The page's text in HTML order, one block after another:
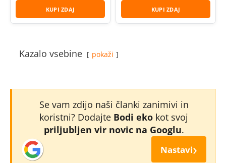
KUPI ZDAJ KUPI ZDAJ
Kazalo vsebine pokaži
Se vam zdijo naši članki zanimivi in
koristni? Dodajte Bodi eko kot svoj
priljubljen vir novic na Googlu.
Nastavi›